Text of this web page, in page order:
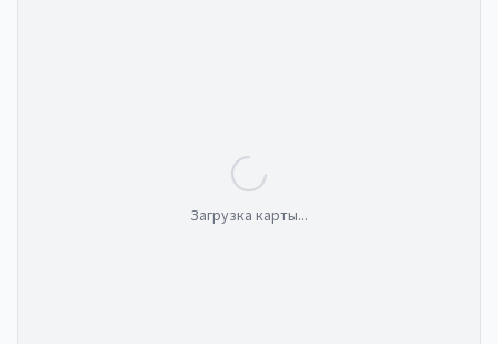
Загрузка карты...